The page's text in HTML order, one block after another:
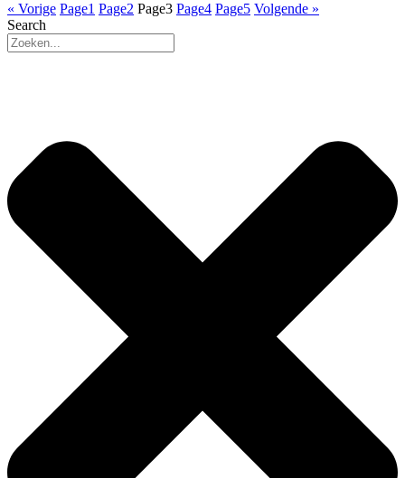
« Vorige Page1 Page2 Page3 Page4 Page5 Volgende »
Search